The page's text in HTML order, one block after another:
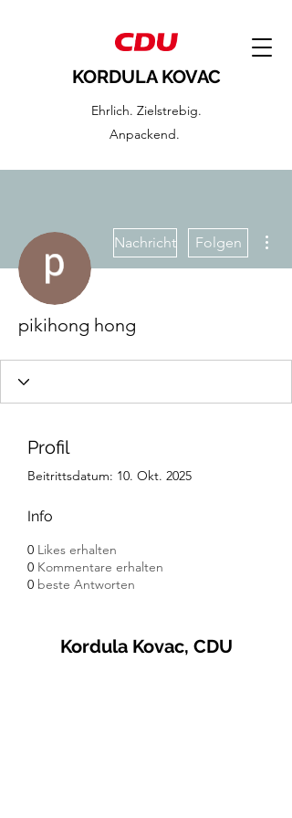
KORDULA KOVAC
Ehrlich. Zielstrebig.
Anpackend.
Nachricht Folgen
pikihong hong
Profil
Beitrittsdatum: 10. Okt. 2025
Info
0 Likes erhalten
0 Kommentare erhalten
0 beste Antworten
Kordula Kovac, CDU